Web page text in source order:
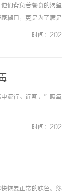
们背负着餐食的渴
糊口，更是为了满
的角色。随着互联
时间：
流行。近期，”吸
时间：
恢复正常的肤色。